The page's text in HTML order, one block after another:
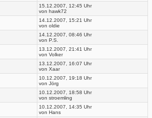
15.12.2007, 12:45 Uhr
von hawk72
14.12.2007, 15:21 Uhr
von oldie
14.12.2007, 08:46 Uhr
von P.S.
13.12.2007, 21:41 Uhr
von Volker
13.12.2007, 16:07 Uhr
von Xaar
10.12.2007, 19:18 Uhr
von Jörg
10.12.2007, 18:58 Uhr
von stroemling
10.12.2007, 14:35 Uhr
von Hans